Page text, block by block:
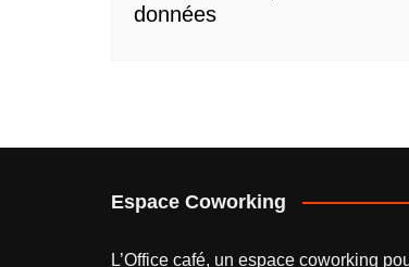
données
Espace Coworking
L’Office café, un espace coworking